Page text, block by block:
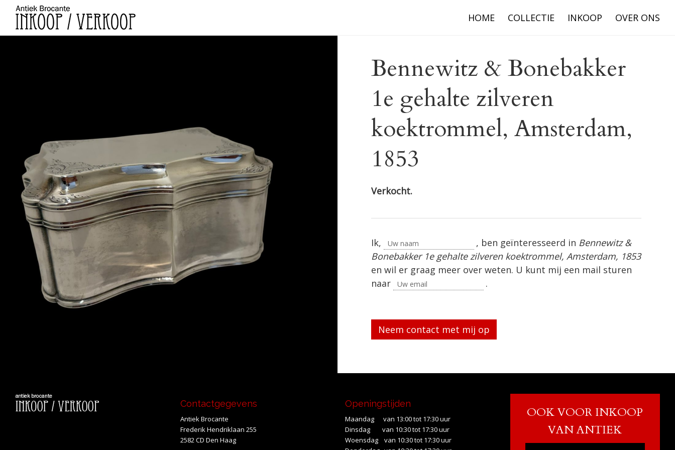
HOME COLLECTIE INKOOP OVER ONS
Bennewitz & Bonebakker
1e gehalte zilveren
koektrommel, Amsterdam,
1853
Verkocht.
Ik, , ben geïnteresseerd in Bennewitz &
Bonebakker 1e gehalte zilveren koektrommel, Amsterdam, 1853
en wil er graag meer over weten. U kunt mij een mail sturen
naar
.
Contactgegevens
Antiek Brocante
Frederik Hendriklaan 255
2582 CD Den Haag
Openingstijden
Maandag van 13:00 tot 17:30 uur
Dinsdag van 10:30 tot 17:30 uur
Woensdag van 10:30 tot 17:30 uur
OOK VOOR INKOOP
VAN ANTIEK